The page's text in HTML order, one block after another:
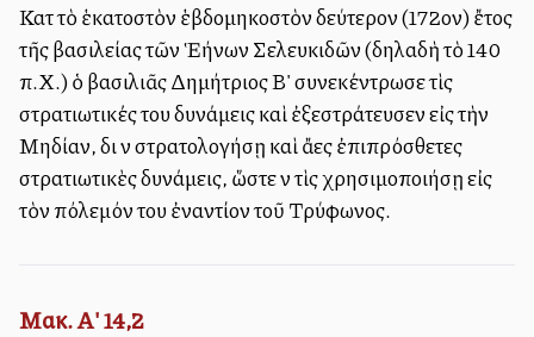
Κατὰ τὸ ἑκατοστὸν ἑβδομηκοστὸν δεύτερον (172ον) ἔτος
τῆς βασιλείας τῶν Ἑλλήνων Σελευκιδῶν (δηλαδὴ τὸ 140
π.Χ.) ὁ βασιλιᾶς Δημήτριος Β' συνεκέντρωσε τὶς
στρατιωτικές του δυνάμεις καὶ ἐξεστράτευσεν εἰς τὴν
Μηδίαν, διὰ νὰ στρατολογήσῃ καὶ ἄλλες ἐπιπρόσθετες
στρατιωτικὲς δυνάμεις, ὥστε νὰ τὶς χρησιμοποιήσῃ εἰς
τὸν πόλεμόν του ἐναντίον τοῦ Τρύφωνος.
Μακ. Α' 14,2